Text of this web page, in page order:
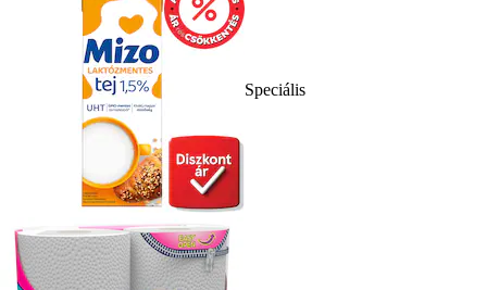
Speciális